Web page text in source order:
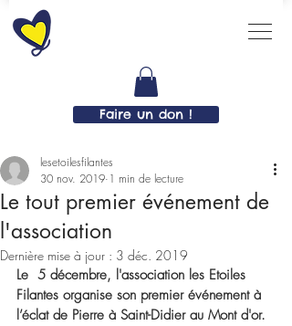
Faire un don !
Le tout premier événement de
l'association
lesetoilesfilantes
30 nov. 2019 1 min de lecture
Dernière mise à jour : 3 déc. 2019
Le  5 décembre, l'association les Etoiles
Filantes organise son premier événement à
l’éclat de Pierre à Saint-Didier au Mont d'or.